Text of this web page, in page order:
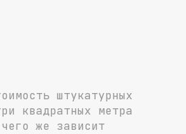
штукатурных
квадратных метра
же зависит